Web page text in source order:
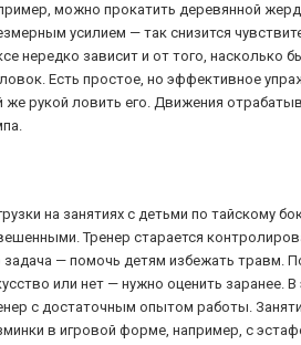
можно прокатить деревянной
усилием — так снизится
нередко зависит и от того, насколько
Есть простое, но эффективное
же рукой ловить его. Движения
на занятиях с детьми по тайскому
Тренер старается
задача — помочь детям избежать травм.
или нет — нужно оценить
с достаточным опытом работы.
в игровой форме, например, с